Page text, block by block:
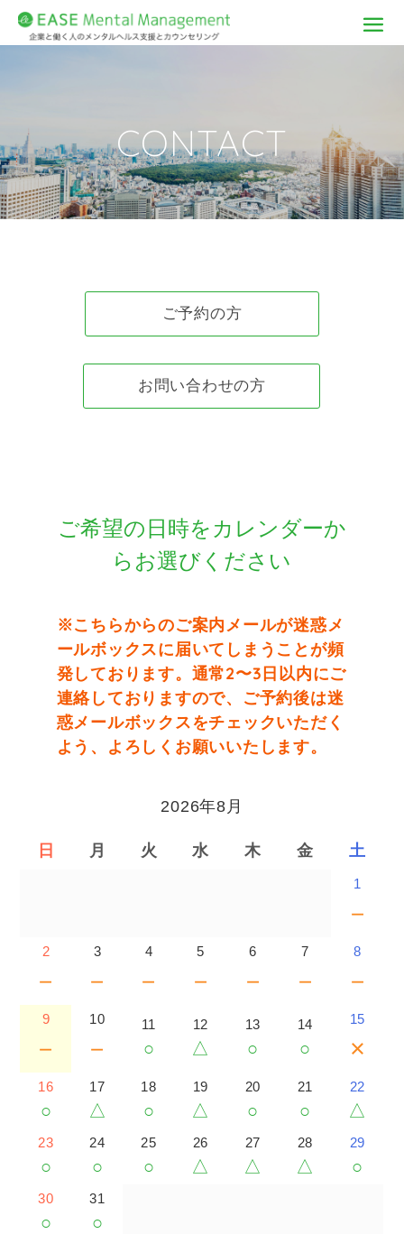
CONTACT
ご予約の方
お問い合わせの方
ご希望の日時をカレンダーか
らお選びください
※こちらからのご案内メールが迷惑メ
ールボックスに届いてしまうことが頻
発しております。通常2〜3日以内にご
連絡しておりますので、ご予約後は迷
惑メールボックスをチェックいただく
よう、よろしくお願いいたします。
2026年8月
日 月 火 水 木 金 土
1
－
2
－
3
－
4
－
5
－
6
－
7
－
8
－
9
－
10
－
11
○
12
△
13
○
14
○
15
×
16
○
17
△
18
○
19
△
20
○
21
○
22
△
23
○
24
○
25
○
26
△
27
△
28
△
29
○
30
○
31
○